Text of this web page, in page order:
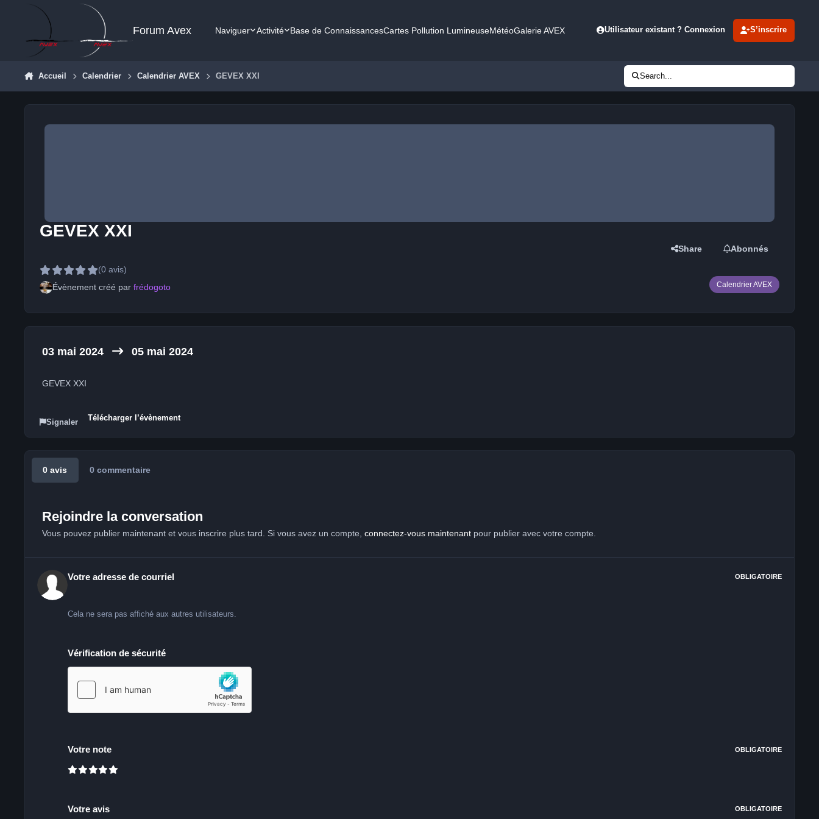
Aller au contenu
Forum Avex Naviguer Activité Base de ConnaissancesCartes Pollution LumineuseMétéoGalerie AVEX Utilisateur existant ? Connexion S’inscrire
Accueil Calendrier Calendrier AVEX GEVEX XXI Search...
GEVEX XXI
(0 avis)
Share Abonnés
Évènement créé par frédogoto Calendrier AVEX
03 mai 2024 05 mai 2024
GEVEX XXI
Signaler Télécharger l’évènement
0 avis 0 commentaire
Rejoindre la conversation
Vous pouvez publier maintenant et vous inscrire plus tard. Si vous avez un compte, connectez-vous maintenant pour publier avec votre compte.
Votre adresse de courriel OBLIGATOIRE
Cela ne sera pas affiché aux autres utilisateurs.
Vérification de sécurité
Votre note OBLIGATOIRE
Votre avis OBLIGATOIRE